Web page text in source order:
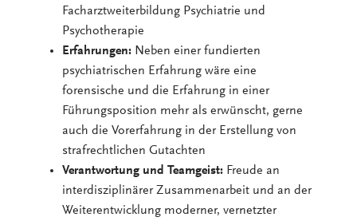
Facharztweiterbildung Psychiatrie und
Psychotherapie
Erfahrungen: Neben einer fundierten
psychiatrischen Erfahrung wäre eine
forensische und die Erfahrung in einer
Führungsposition mehr als erwünscht, gerne
auch die Vorerfahrung in der Erstellung von
strafrechtlichen Gutachten
Verantwortung und Teamgeist: Freude an
interdisziplinärer Zusammenarbeit und an der
Weiterentwicklung moderner, vernetzter